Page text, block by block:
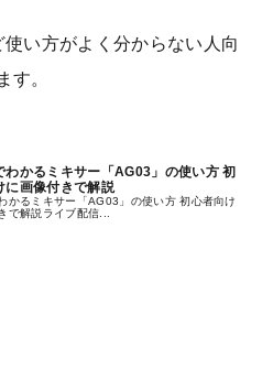
い方がよく分からない人向
す。
わかるミキサー「AG03」の使い方 初
に画像付きで解説
かるミキサー「AG03」の使い方 初心者向け
で解説ライブ配信...